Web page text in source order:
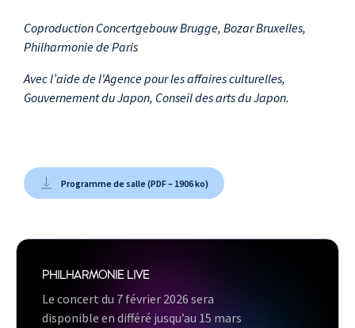
Coproduction Concertgebouw Brugge, Bozar Bruxelles,
Philharmonie de Paris
Avec l’aide de l'Agence pour les affaires culturelles,
Gouvernement du Japon, Conseil des arts du Japon.
Programme de salle (PDF – 1906 ko)
PHILHARMONIE LIVE
Le concert du 7 février 2026 sera
disponible en différé jusqu’au 15 mars